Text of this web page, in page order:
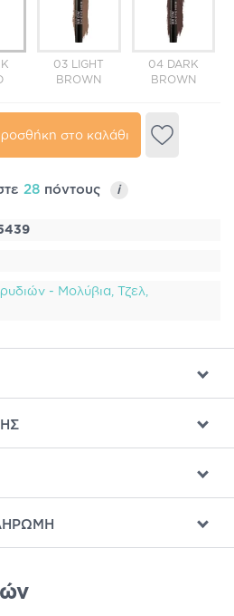
03 LIGHT
BROWN
04 DARK
BROWN
στο καλάθι
28 πόντους i
- Μολύβια, Τζελ,